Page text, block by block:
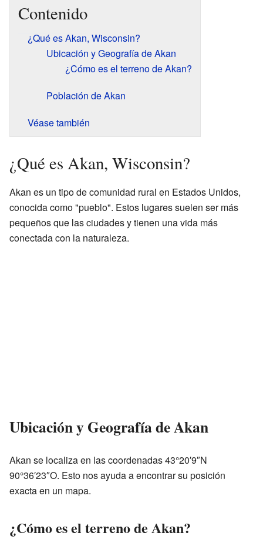
Contenido
¿Qué es Akan, Wisconsin?
Ubicación y Geografía de Akan
¿Cómo es el terreno de Akan?
Población de Akan
Véase también
¿Qué es Akan, Wisconsin?
Akan es un tipo de comunidad rural en Estados Unidos,
conocida como "pueblo". Estos lugares suelen ser más
pequeños que las ciudades y tienen una vida más
conectada con la naturaleza.
Ubicación y Geografía de Akan
Akan se localiza en las coordenadas43°20′9″N
90°36′23″O. Esto nos ayuda a encontrar su posición
exacta en un mapa.
¿Cómo es el terreno de Akan?